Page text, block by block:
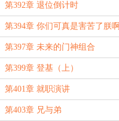
第392章 退位倒计时
第394章 你们可真是害苦了朕啊
第397章 未来的门神组合
第399章 登基（上）
第401章 就职演讲
第403章 兄与弟